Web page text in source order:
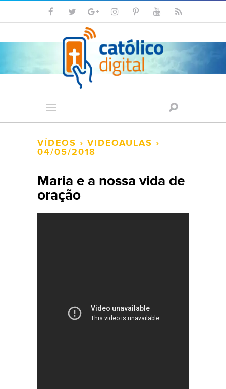
VÍDEOS › VIDEOAULAS ›
04/05/2018
Maria e a nossa vida de
oração